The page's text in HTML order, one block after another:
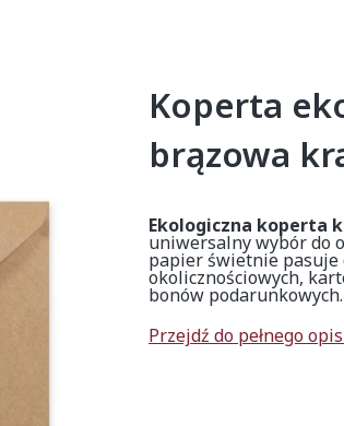
Koperta
brązowa
Ekologiczna koperta
uniwersalny wybór do
papier świetnie pasuje
okolicznościowych,
bonów podarunkowych.
Przejdź do pełnego